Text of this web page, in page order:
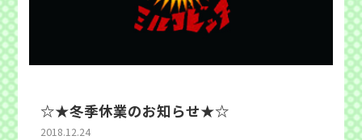
☆★冬季休業のお知らせ★☆
2018.12.24